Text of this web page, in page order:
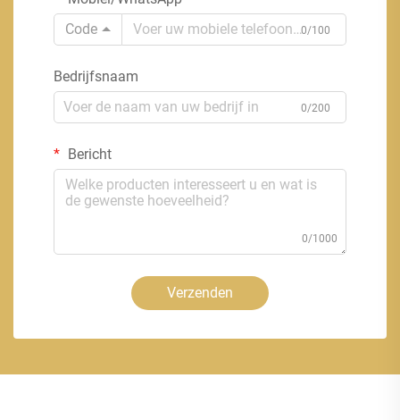
Code
0/100
Bedrijfsnaam
0/200
Bericht
0/1000
Verzenden